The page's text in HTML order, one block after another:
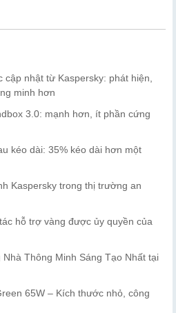
nhật từ Kaspersky: phát hiện,
minh hơn
3.0: mạnh hơn, ít phần cứng
kéo dài: 35% kéo dài hơn một
Kaspersky trong thị trường an
hỗ trợ vàng được ủy quyền của
Thông Minh Sáng Tạo Nhất tại
65W – Kích thước nhỏ, công